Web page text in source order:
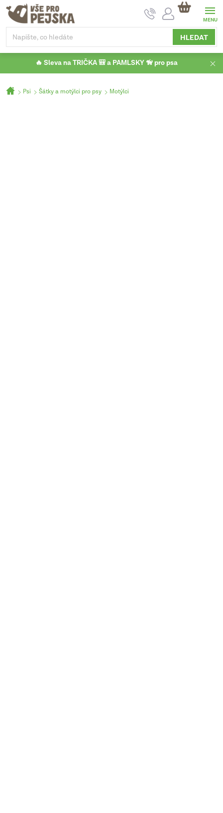
Přejít
obsah
HLEDAT
NÁKUPNÍ
KOŠÍK
🔥 Sleva na TRIČKA 🎒 a PAMLSKY 🦮 pro psa
Domů
Psi Šátky a motýlci pro psy Motýlci